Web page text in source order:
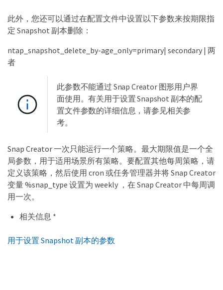
此外，您还可以通过在配置文件中设置以下参数来按期限指
定 Snapshot 副本删除：
ntap_snapshot_delete_by-age_only=primary| secondary | 两
者
此参数不能通过 Snap Creator 图形用户界
面使用。有关用于设置 Snapshot 副本的配
置文件参数的详细信息，请参见相关参
考。
Snap Creator 一次只能运行一个策略。最大期限值是一个全
局参数，用于适用场景所有策略。要配置其他每周策略，请
定义该策略，然后使用 cron 或任务管理器并将 Snap Creator
变量 %snap_type 设置为 weekly ，在 Snap Creator 中每周调
用一次。
相关信息 *
用于设置 Snapshot 副本的参数